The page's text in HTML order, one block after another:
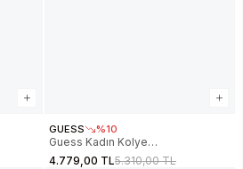
GUESS %10
Guess Kadın Kolye
JGUJUBN05094JWYGAQTU
4.779,00 TL5.310,00 TL